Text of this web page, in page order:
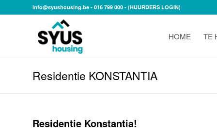
info@syushousing.be - 016 799 000 - (HUURDERS LOGIN)
HOME TE
Residentie KONSTANTIA
Residentie Konstantia!